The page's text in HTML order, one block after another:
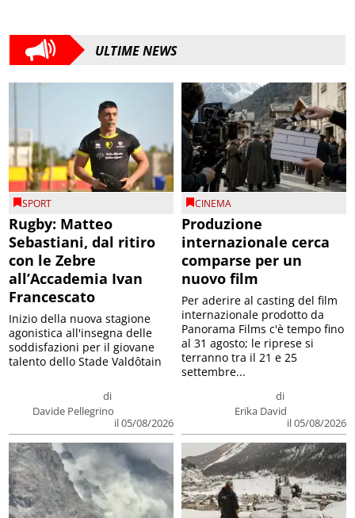
ULTIME NEWS
SPORT
Rugby: Matteo
Sebastiani, dal ritiro
con le Zebre
all’Accademia Ivan
Francescato
di
Davide Pellegrino
il 05/08/2026
Inizio della nuova stagione
agonistica all'insegna delle
soddisfazioni per il giovane
talento dello Stade Valdôtain
CINEMA
Produzione
internazionale cerca
comparse per un
nuovo film
di
Erika David
il 05/08/2026
Per aderire al casting del film
internazionale prodotto da
Panorama Films c'è tempo fino
al 31 agosto; le riprese si
terranno tra il 21 e 25
settembre...